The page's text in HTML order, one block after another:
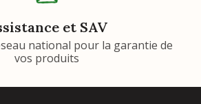
et SAV
national pour la garantie de
vos produits